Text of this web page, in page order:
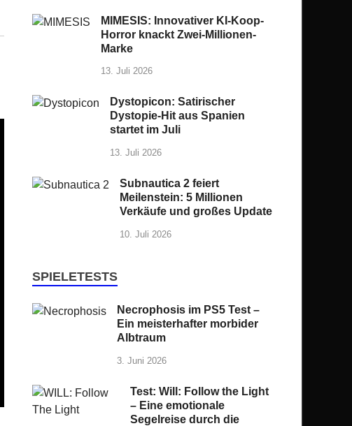
MIMESIS: Innovativer KI-Koop-
Horror knackt Zwei-Millionen-
Marke
13. Juli 2026
Dystopicon: Satirischer
Dystopie-Hit aus Spanien
startet im Juli
13. Juli 2026
Subnautica 2 feiert
Meilenstein: 5 Millionen
Verkäufe und großes Update
10. Juli 2026
SPIELETESTS
Necrophosis im PS5 Test –
Ein meisterhafter morbider
Albtraum
3. Juni 2026
Test: Will: Follow the Light
– Eine emotionale
Segelreise durch die